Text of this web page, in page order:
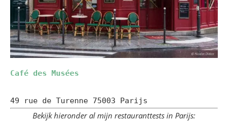
Café des Musées
49 rue de Turenne 75003 Parijs
Bekijk hieronder al mijn restauranttests in Parijs: